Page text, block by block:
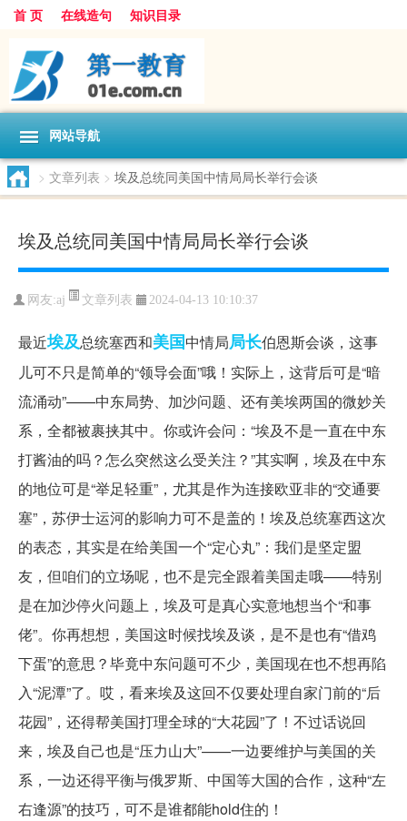
首 页 在线造句 知识目录
网站导航
> 文章列表 > 埃及总统同美国中情局局长举行会谈
埃及总统同美国中情局局长举行会谈
网友:aj 文章列表 2024-04-13 10:10:37
最近埃及总统塞西和美国中情局局长伯恩斯会谈，这事
儿可不只是简单的“领导会面”哦！实际上，这背后可是“暗
流涌动”——中东局势、加沙问题、还有美埃两国的微妙关
系，全都被裹挟其中。你或许会问：“埃及不是一直在中东
打酱油的吗？怎么突然这么受关注？”其实啊，埃及在中东
的地位可是“举足轻重”，尤其是作为连接欧亚非的“交通要
塞”，苏伊士运河的影响力可不是盖的！埃及总统塞西这次
的表态，其实是在给美国一个“定心丸”：我们是坚定盟
友，但咱们的立场呢，也不是完全跟着美国走哦——特别
是在加沙停火问题上，埃及可是真心实意地想当个“和事
佬”。你再想想，美国这时候找埃及谈，是不是也有“借鸡
下蛋”的意思？毕竟中东问题可不少，美国现在也不想再陷
入“泥潭”了。哎，看来埃及这回不仅要处理自家门前的“后
花园”，还得帮美国打理全球的“大花园”了！不过话说回
来，埃及自己也是“压力山大”——一边要维护与美国的关
系，一边还得平衡与俄罗斯、中国等大国的合作，这种“左
右逢源”的技巧，可不是谁都能hold住的！